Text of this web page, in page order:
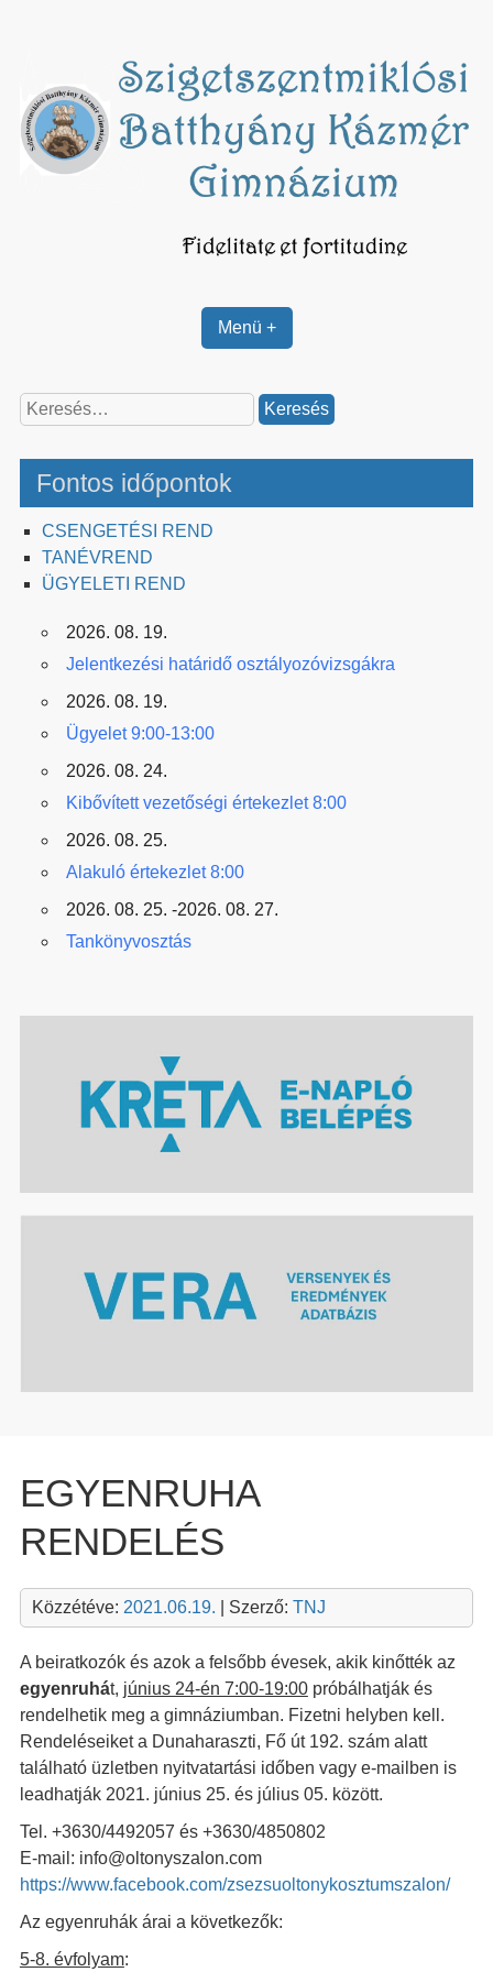
Menü +
Keresés:
Fontos időpontok
CSENGETÉSI REND
TANÉVREND
ÜGYELETI REND
2026. 08. 19.
Jelentkezési határidő osztályozóvizsgákra
2026. 08. 19.
Ügyelet 9:00-13:00
2026. 08. 24.
Kibővített vezetőségi értekezlet 8:00
2026. 08. 25.
Alakuló értekezlet 8:00
2026. 08. 25. -2026. 08. 27.
Tankönyvosztás
EGYENRUHA
RENDELÉS
Közzétéve: 2021.06.19. | Szerző: TNJ
A beiratkozók és azok a felsőbb évesek, akik kinőtték az
egyenruhát, június 24-én 7:00-19:00próbálhatják és
rendelhetik meg a gimnáziumban. Fizetni helyben kell.
Rendeléseiket a Dunaharaszti, Fő út 192. szám alatt
található üzletben nyitvatartási időben vagy e-mailben is
leadhatják 2021. június 25. és július 05. között.
Tel. +3630/4492057 és +3630/4850802
E-mail: info@oltonyszalon.com
https://www.facebook.com/zsezsuoltonykosztumszalon/
Az egyenruhák árai a következők:
5-8. évfolyam: